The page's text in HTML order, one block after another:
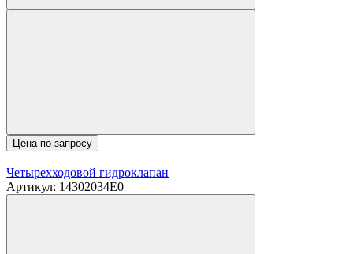
Цена по запросу
Четырехходовой гидроклапан
Артикул: 14302034E0